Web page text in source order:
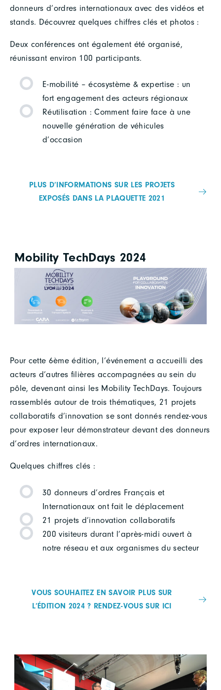
donneurs d’ordres internationaux avec des vidéos et
stands. Découvrez quelques chiffres clés et photos :
Deux conférences ont également été organisé,
réunissant environ 100 participants.
E-mobilité – écosystème & expertise : un
fort engagement des acteurs régionaux
Réutilisation : Comment faire face à une
nouvelle génération de véhicules
d’occasion
PLUS D’INFORMATIONS SUR LES PROJETS
EXPOSÉS DANS LA PLAQUETTE 2021
Mobility TechDays 2024
Pour cette 6ème édition, l’événement a accueilli des
acteurs d’autres filières accompagnées au sein du
pôle, devenant ainsi les Mobility TechDays. Toujours
rassemblés autour de trois thématiques, 21 projets
collaboratifs d’innovation se sont donnés rendez-vous
pour exposer leur démonstrateur devant des donneurs
d’ordres internationaux.
Quelques chiffres clés :
30 donneurs d’ordres Français et
Internationaux ont fait le déplacement
21 projets d’innovation collaboratifs
200 visiteurs durant l’après-midi ouvert à
notre réseau et aux organismes du secteur
VOUS SOUHAITEZ EN SAVOIR PLUS SUR
L’ÉDITION 2024 ? RENDEZ-VOUS SUR ICI